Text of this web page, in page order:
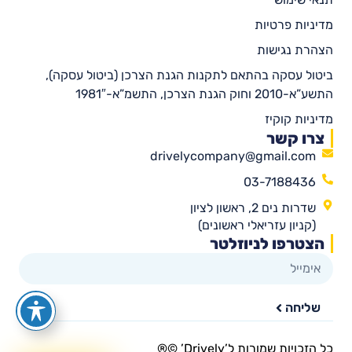
מדיניות פרטיות
הצהרת נגישות
ביטול עסקה בהתאם לתקנות הגנת הצרכן (ביטול עסקה),
התשע”א-2010 וחוק הגנת הצרכן, התשמ”א-1981″
מדיניות קוקיז
צרו קשר
drivelycompany@gmail.com
03-7188436
שדרות נים 2, ראשון לציון
(קניון עזריאלי ראשונים)
הצטרפו לניוזלטר
שליחה
כל הזכויות שמורות ל’Drively’ ©®​